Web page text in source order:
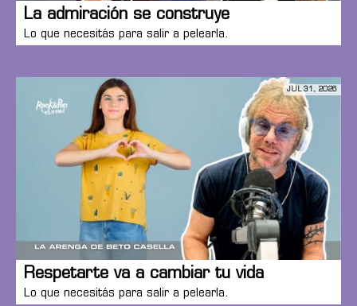
La admiración se construye
Lo que necesitás para salir a pelearla.
JUL 31, 2026
Respetarte va a cambiar tu vida
Lo que necesitás para salir a pelearla.